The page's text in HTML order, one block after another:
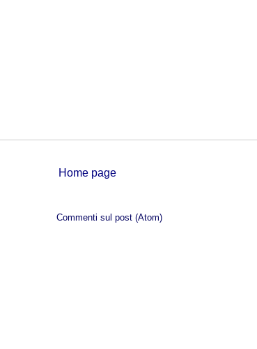
Home page
Commenti sul post (Atom)